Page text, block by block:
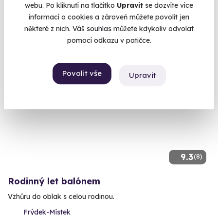
webu. Po kliknutí na tlačítko Upravit se dozvíte více
informací o cookies a zároveň můžete povolit jen
některé z nich. Váš souhlas můžete kdykoliv odvolat
pomocí odkazu v patičce.
Povolit vše Upravit
Ostrava (+ 10 dalších lokalit)
1 900 Kč
9.3(8)
Volný termín už 10. 08. 2026
Rodinný let balónem
Vzhůru do oblak s celou rodinou.
Frýdek-Místek